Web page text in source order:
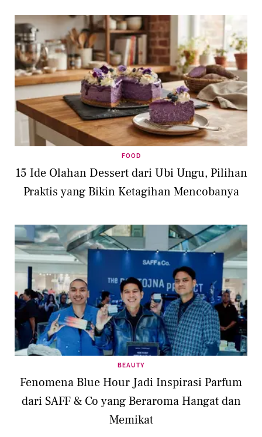
FOOD
15 Ide Olahan Dessert dari Ubi Ungu, Pilihan
Praktis yang Bikin Ketagihan Mencobanya
BEAUTY
Fenomena Blue Hour Jadi Inspirasi Parfum
dari SAFF & Co yang Beraroma Hangat dan
Memikat